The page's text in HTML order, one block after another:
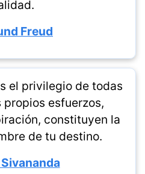
Freud
el privilegio de todas
propios esfuerzos,
constituyen la
de tu destino.